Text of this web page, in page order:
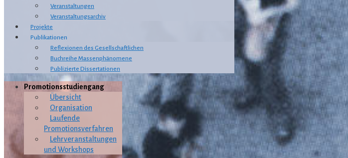
Veranstaltungen
Veranstaltungsarchiv
Projekte
Publikationen
Reflexionen des Gesellschaftlichen
Buchreihe Massenphänomene
Publizierte Dissertationen
Promotionsstudiengang
Übersicht
Organisation
Laufende
Promotionsverfahren
Lehrveranstaltungen
und Workshops